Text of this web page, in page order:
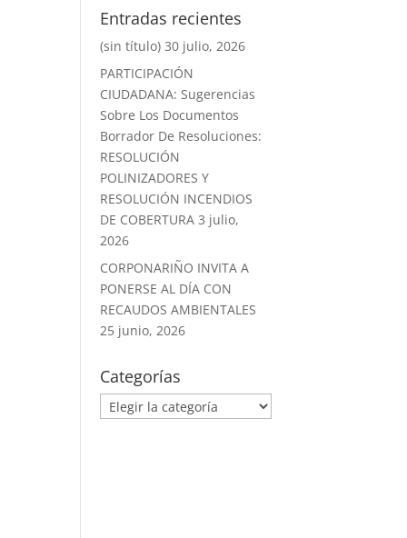
Entradas recientes
(sin título) 30 julio, 2026
PARTICIPACIÓN
CIUDADANA: Sugerencias
Sobre Los Documentos
Borrador De Resoluciones:
RESOLUCIÓN
POLINIZADORES Y
RESOLUCIÓN INCENDIOS
DE COBERTURA 3 julio,
2026
CORPONARIÑO INVITA A
PONERSE AL DÍA CON
RECAUDOS AMBIENTALES
25 junio, 2026
Categorías